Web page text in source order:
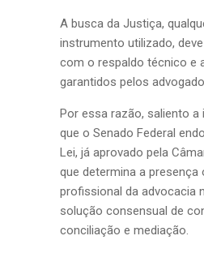
A busca da Justiça,
instrumento utilizado,
com o respaldo técnico e
garantidos pelos
Por essa razão, saliento a
que o Senado Federal
Lei, já aprovado pela
que determina a presença
profissional da advocacia
solução consensual de
conciliação e mediação.